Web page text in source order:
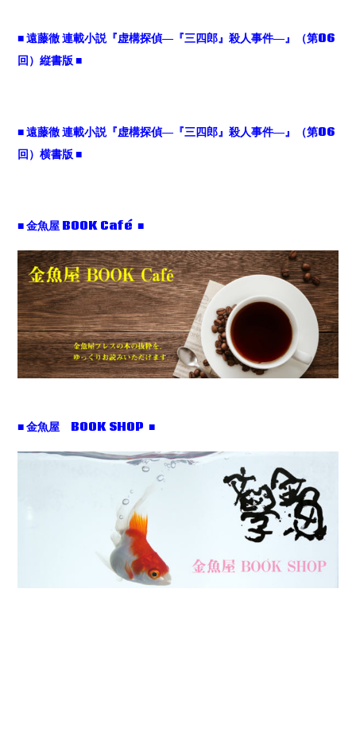
■遠藤徹 連載小説『虚構探偵― 『三四郎』殺人事件―』（第06
回）縦書版■
■遠藤徹 連載小説『虚構探偵― 『三四郎』殺人事件―』（第06
回）横書版■
■ 金魚屋 BOOK Café ■
■ 金魚屋 BOOK SHOP ■